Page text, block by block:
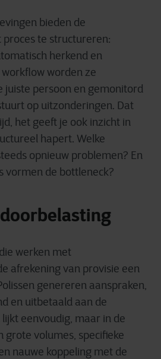
bieden de
te structureren:
herkend en
worden ze
juiste persoon en gemonitord
op uitzonderingen. Dat
het geeft je ook inzicht in
hapert. Welke
opnieuw problemen? En
vormen de bottleneck?
werken met
afrekening van provisie een
genereren aanspraken,
en uitbetaald aan de
eenvoudig, maar in de
grote volumes, specifieke
nauwe koppeling met de